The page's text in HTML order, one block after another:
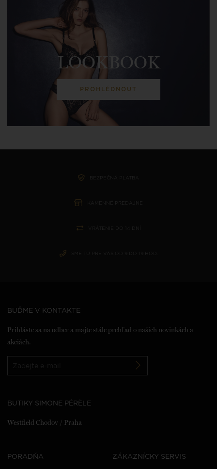
LOOKBOOK
PROHLÉDNOUT
PORADŇA ZÁKAZNÍCKY SERVIS
BUĎME V KONTAKTE
Prihláste sa na odber a majte stále prehľad o našich novinkách a
akciách.
BUTIKY SIMONE PÉRÈLE
Westfield Chodov / Praha